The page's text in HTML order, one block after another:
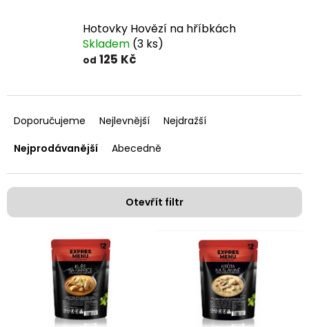
Hotovky Hovězí na hříbkách
Skladem (3 ks)
od 125 Kč
a
e
í
p
r
Doporučujeme Nejlevnější
Nejdražší
Nejprodávanější
Abecedně
Otevřít filtr